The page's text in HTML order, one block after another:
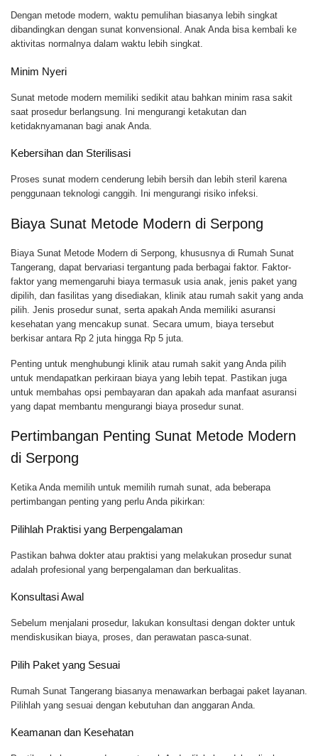
Dengan metode modern, waktu pemulihan biasanya lebih singkat
dibandingkan dengan sunat konvensional. Anak Anda bisa kembali ke
aktivitas normalnya dalam waktu lebih singkat.
Minim Nyeri
Sunat metode modern memiliki sedikit atau bahkan minim rasa sakit
saat prosedur berlangsung. Ini mengurangi ketakutan dan
ketidaknyamanan bagi anak Anda.
Kebersihan dan Sterilisasi
Proses sunat modern cenderung lebih bersih dan lebih steril karena
penggunaan teknologi canggih. Ini mengurangi risiko infeksi.
Biaya Sunat Metode Modern di Serpong
Biaya Sunat Metode Modern di Serpong, khususnya di Rumah Sunat
Tangerang, dapat bervariasi tergantung pada berbagai faktor. Faktor-
faktor yang memengaruhi biaya termasuk usia anak, jenis paket yang
dipilih, dan fasilitas yang disediakan, klinik atau rumah sakit yang anda
pilih. Jenis prosedur sunat, serta apakah Anda memiliki asuransi
kesehatan yang mencakup sunat. Secara umum, biaya tersebut
berkisar antara Rp 2 juta hingga Rp 5 juta.
Penting untuk menghubungi klinik atau rumah sakit yang Anda pilih
untuk mendapatkan perkiraan biaya yang lebih tepat. Pastikan juga
untuk membahas opsi pembayaran dan apakah ada manfaat asuransi
yang dapat membantu mengurangi biaya prosedur sunat.
Pertimbangan Penting Sunat Metode Modern
di Serpong
Ketika Anda memilih untuk memilih rumah sunat, ada beberapa
pertimbangan penting yang perlu Anda pikirkan:
Pilihlah Praktisi yang Berpengalaman
Pastikan bahwa dokter atau praktisi yang melakukan prosedur sunat
adalah profesional yang berpengalaman dan berkualitas.
Konsultasi Awal
Sebelum menjalani prosedur, lakukan konsultasi dengan dokter untuk
mendiskusikan biaya, proses, dan perawatan pasca-sunat.
Pilih Paket yang Sesuai
Rumah Sunat Tangerang biasanya menawarkan berbagai paket layanan.
Pilihlah yang sesuai dengan kebutuhan dan anggaran Anda.
Keamanan dan Kesehatan